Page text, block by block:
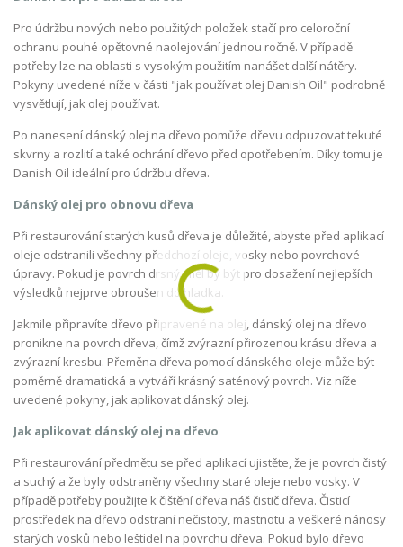
Pro údržbu nových nebo použitých položek stačí pro celoroční
ochranu pouhé opětovné naolejování jednou ročně. V případě
potřeby lze na oblasti s vysokým použitím nanášet další nátěry.
Pokyny uvedené níže v části "jak používat olej Danish Oil" podrobně
vysvětlují, jak olej používat.
Po nanesení dánský olej na dřevo pomůže dřevu odpuzovat tekuté
skvrny a rozlití a také ochrání dřevo před opotřebením. Díky tomu je
Danish Oil ideální pro údržbu dřeva.
Dánský olej pro obnovu dřeva
Při restaurování starých kusů dřeva je důležité, abyste před aplikací
oleje odstranili všechny předchozí oleje, vosky nebo povrchové
úpravy. Pokud je povrch drsný, měl by být pro dosažení nejlepších
výsledků nejprve obroušen do hladka.
Jakmile připravíte dřevo připravené na olej, dánský olej na dřevo
pronikne na povrch dřeva, čímž zvýrazní přirozenou krásu dřeva a
zvýrazní kresbu. Přeměna dřeva pomocí dánského oleje může být
poměrně dramatická a vytváří krásný saténový povrch. Viz níže
uvedené pokyny, jak aplikovat dánský olej.
Jak aplikovat dánský olej na dřevo
Při restaurování předmětu se před aplikací ujistěte, že je povrch čistý
a suchý a že byly odstraněny všechny staré oleje nebo vosky. V
případě potřeby použijte k čištění dřeva náš čistič dřeva. Čisticí
prostředek na dřevo odstraní nečistoty, mastnotu a veškeré nánosy
starých vosků nebo leštidel na povrchu dřeva. Pokud bylo dřevo